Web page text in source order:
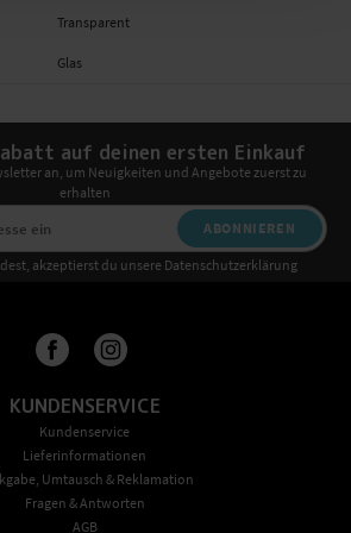
Transparent
Glas
auf deinen ersten Einkauf
an, um Neuigkeiten und Angebote zuerst zu
erhalten
ABONNIEREN
akzeptierst du unsere Datenschutzerklärung
KUNDENSERVICE
Kundenservice
Lieferinformationen
Umtausch & Reklamation
Fragen & Antworten
AGB